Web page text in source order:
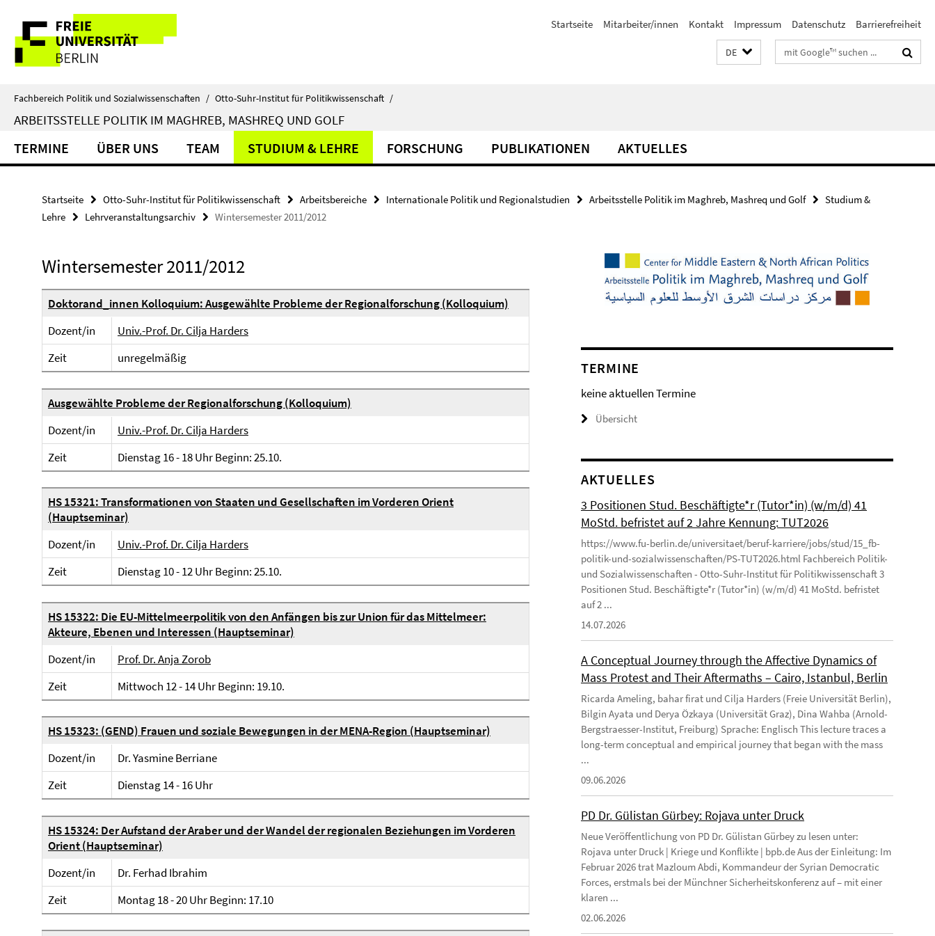
direkt
Inhalt
Service-
Navigation
Startseite Mitarbeiter/innen Kontakt Impressum Datenschutz Barrierefreiheit
DE Suchbegriffe
Fachbereich Politik und Sozialwissenschaften / Otto-Suhr-Institut für Politikwissenschaft /
ARBEITSSTELLE POLITIK IM MAGHREB, MASHREQ UND GOLF
TERMINE ÜBER UNS TEAM STUDIUM & LEHRE FORSCHUNG PUBLIKATIONEN AKTUELLES
Startseite Otto-Suhr-Institut für Politikwissenschaft Arbeitsbereiche Internationale Politik und Regionalstudien Arbeitsstelle Politik im Maghreb, Mashreq und Golf
Studium &
Lehre
Lehrveranstaltungsarchiv Wintersemester 2011/2012
Wintersemester 2011/2012
Doktorand_innen Kolloquium: Ausgewählte Probleme der Regionalforschung (Kolloquium)
Dozent/in
Univ.-Prof. Dr. Cilja Harders
Zeit
unregelmäßig
Ausgewählte Probleme der Regionalforschung (Kolloquium)
Dozent/in
Univ.-Prof. Dr. Cilja Harders
Zeit
Dienstag 16 - 18 Uhr Beginn: 25.10.
HS 15321: Transformationen von Staaten und Gesellschaften im Vorderen Orient
(Hauptseminar)
Dozent/in
Univ.-Prof. Dr. Cilja Harders
Zeit
Dienstag 10 - 12 Uhr Beginn: 25.10.
HS 15322: Die EU-Mittelmeerpolitik von den Anfängen bis zur Union für das Mittelmeer:
Akteure, Ebenen und Interessen (Hauptseminar)
Dozent/in
Prof. Dr. Anja Zorob
Zeit
Mittwoch 12 - 14 Uhr Beginn: 19.10.
HS 15323: (GEND) Frauen und soziale Bewegungen in der MENA-Region (Hauptseminar)
Dozent/in
Dr. Yasmine Berriane
Zeit
Dienstag 14 - 16 Uhr
HS 15324: Der Aufstand der Araber und der Wandel der regionalen Beziehungen im Vorderen
Orient (Hauptseminar)
Dozent/in
Dr. Ferhad Ibrahim
Zeit
Montag 18 - 20 Uhr Beginn: 17.10
TERMINE
keine aktuellen Termine
Übersicht
AKTUELLES
3 Positionen Stud. Beschäftigte*r (Tutor*in) (w/m/d) 41
MoStd. befristet auf 2 Jahre Kennung: TUT2026
https://www.fu-berlin.de/universitaet/beruf-karriere/jobs/stud/15_fb-
politik-und-sozialwissenschaften/PS-TUT2026.html Fachbereich Politik-
und Sozialwissenschaften - Otto-Suhr-Institut für Politikwissenschaft 3
Positionen Stud. Beschäftigte*r (Tutor*in) (w/m/d) 41 MoStd. befristet
auf 2 ...
14.07.2026
A Conceptual Journey through the Affective Dynamics of
Mass Protest and Their Aftermaths – Cairo, Istanbul, Berlin
Ricarda Ameling, bahar firat und Cilja Harders (Freie Universität Berlin),
Bilgin Ayata und Derya Özkaya (Universität Graz), Dina Wahba (Arnold-
Bergstraesser-Institut, Freiburg) Sprache: Englisch This lecture traces a
long-term conceptual and empirical journey that began with the mass
...
09.06.2026
PD Dr. Gülistan Gürbey: Rojava unter Druck
Neue Veröffentlichung von PD Dr. Gülistan Gürbey zu lesen unter:
Rojava unter Druck | Kriege und Konflikte | bpb.de Aus der Einleitung: Im
Februar 2026 trat Mazloum Abdi, Kommandeur der Syrian Democratic
Forces, erstmals bei der Münchner Sicherheitskonferenz auf – mit einer
klaren ...
02.06.2026